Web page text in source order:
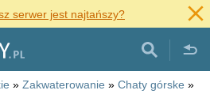
serwer jest najtańszy?
» Zakwaterowanie » Chaty górske »